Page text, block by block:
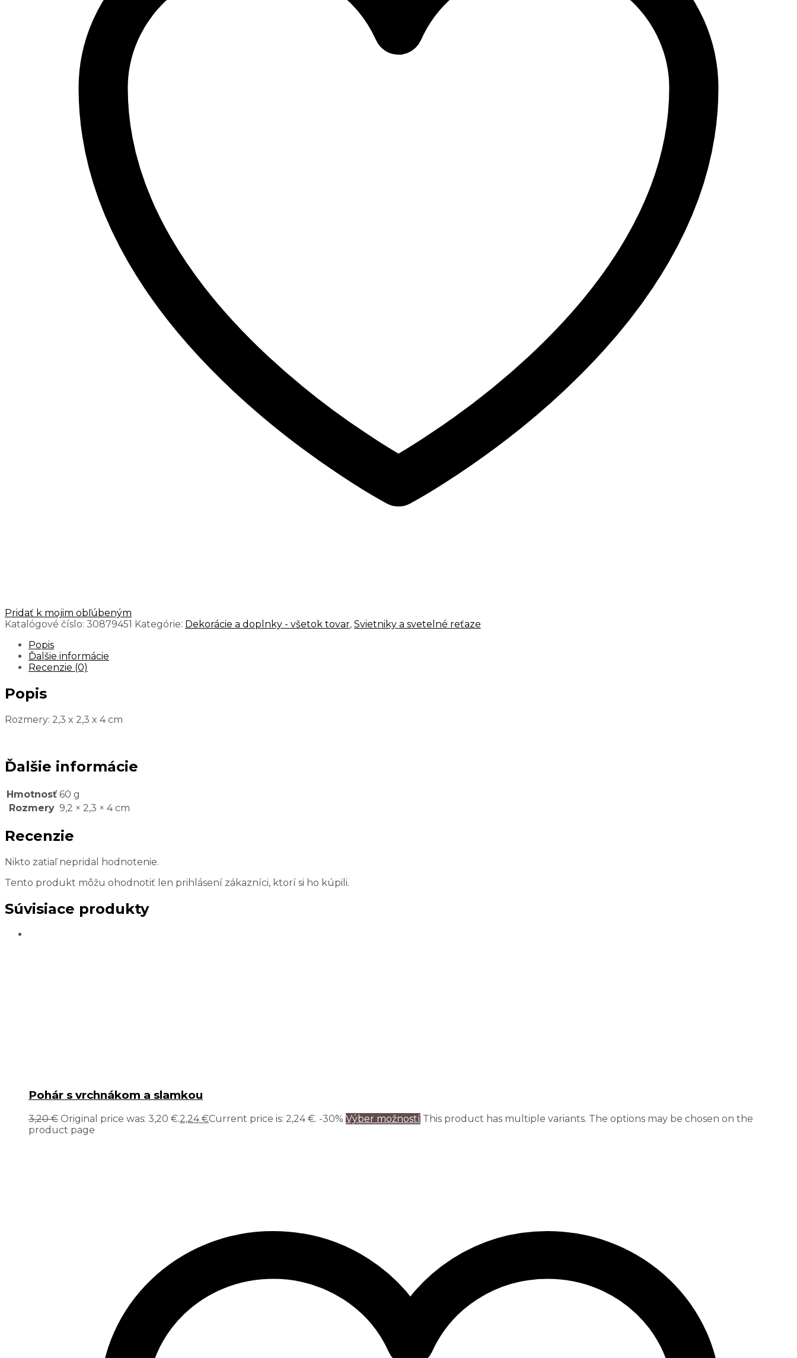
Pridať k mojim obľúbeným
Katalógové číslo: 30879451 Kategórie: Dekorácie a doplnky - všetok tovar, Svietniky a svetelné reťaze
Popis
Ďalšie informácie
Recenzie (0)
Popis
Rozmery: 2,3 x 2,3 x 4 cm
Ďalšie informácie
Hmotnosť 60 g
Rozmery 9,2 × 2,3 × 4 cm
Recenzie
Nikto zatiaľ nepridal hodnotenie.
Tento produkt môžu ohodnotiť len prihlásení zákazníci, ktorí si ho kúpili.
Súvisiace produkty
Pohár s vrchnákom a slamkou
3,20€ Original price was: 3,20 €.2,24€Current price is: 2,24 €. -30% Výber možností This product has multiple variants. The options may be chosen on the
product page